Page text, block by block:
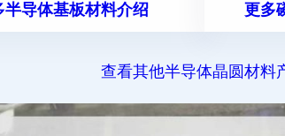
半导体基板材料介绍
更多
查看其他半导体晶圆材料